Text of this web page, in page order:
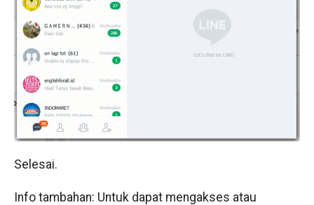
Selesai.
Info tambahan: Untuk dapat mengakses atau